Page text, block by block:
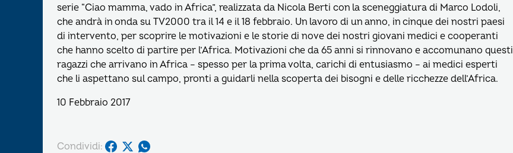
serie “Ciao mamma, vado in Africa”, realizzata da Nicola Berti con la sceneggiatura di Marco Lodoli,
che andrà in onda su TV2000 tra il 14 e il 18 febbraio. Un lavoro di un anno, in cinque dei nostri paesi
di intervento, per scoprire le motivazioni e le storie di nove dei nostri giovani medici e cooperanti
che hanno scelto di partire per l’Africa. Motivazioni che da 65 anni si rinnovano e accomunano questi
ragazzi che arrivano in Africa – spesso per la prima volta, carichi di entusiasmo – ai medici esperti
che li aspettano sul campo, pronti a guidarli nella scoperta dei bisogni e delle ricchezze dell’Africa.
10 Febbraio 2017
Condividi: